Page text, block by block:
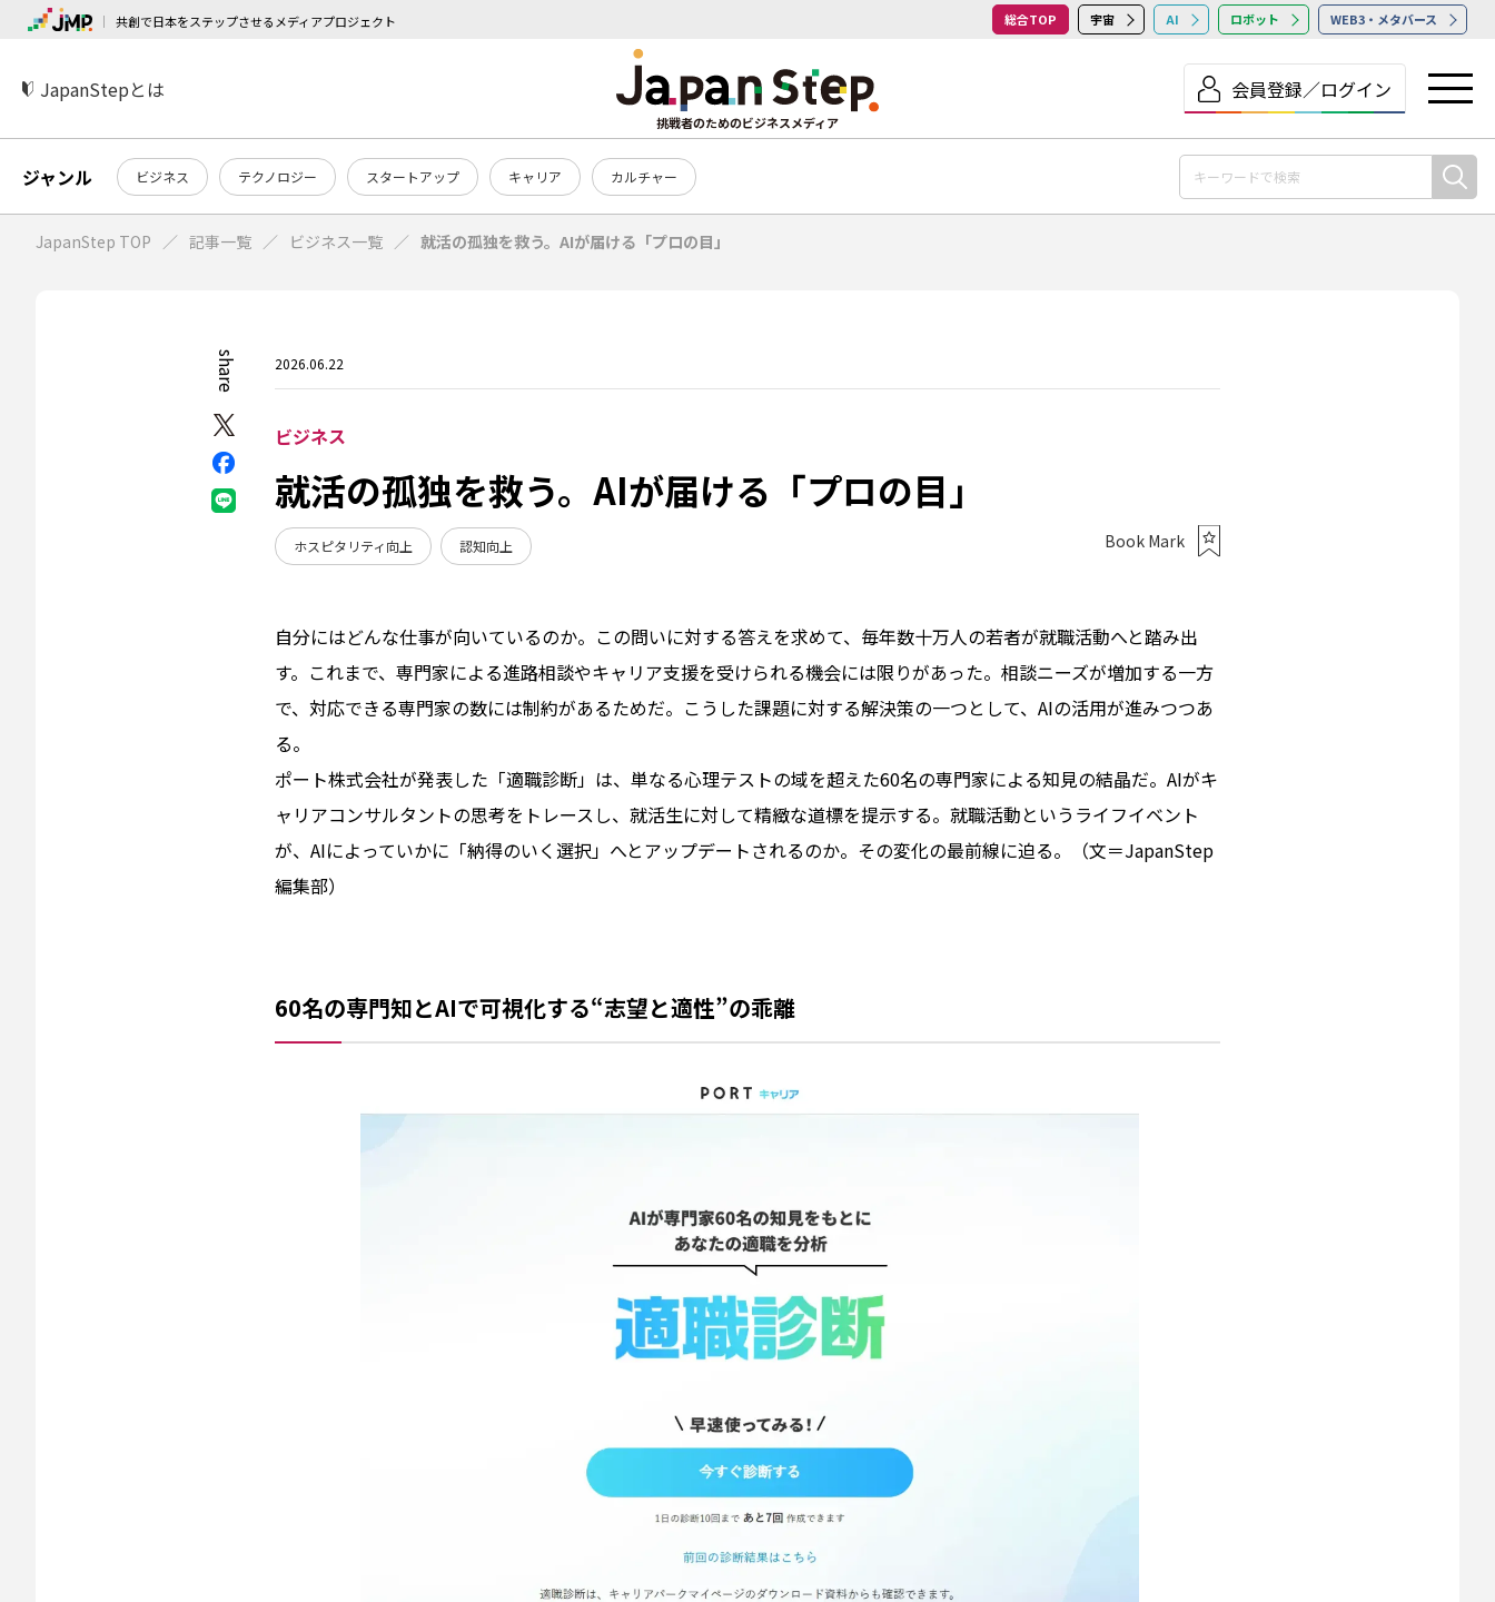
共創で日本をステップさせるメディアプロジェクト 総合TOP 宇宙 AI ロボット WEB3・メタバース
挑戦者のためのビジネスメディア
JapanStepとは 会員登録／ログイン
ジャンル ビジネス テクノロジー スタートアップ キャリア カルチャー
JapanStep TOP 記事一覧 ビジネス一覧 就活の孤独を救う。AIが届ける「プロの目」
2026.06.22
ビジネス
就活の孤独を救う。AIが届ける「プロの目」
ホスピタリティ向上 認知向上 Book Mark
自分にはどんな仕事が向いているのか。この問いに対する答えを求めて、毎年数十万人の若者が就職活動へと踏み出
す。これまで、専門家による進路相談やキャリア支援を受けられる機会には限りがあった。相談ニーズが増加する一方
で、対応できる専門家の数には制約があるためだ。こうした課題に対する解決策の一つとして、AIの活用が進みつつあ
る。
ポート株式会社が発表した「適職診断」は、単なる心理テストの域を超えた60名の専門家による知見の結晶だ。AIがキ
ャリアコンサルタントの思考をトレースし、就活生に対して精緻な道標を提示する。就職活動というライフイベント
が、AIによっていかに「納得のいく選択」へとアップデートされるのか。その変化の最前線に迫る。（文＝JapanStep
編集部）
60名の専門知とAIで可視化する“志望と適性”の乖離
share